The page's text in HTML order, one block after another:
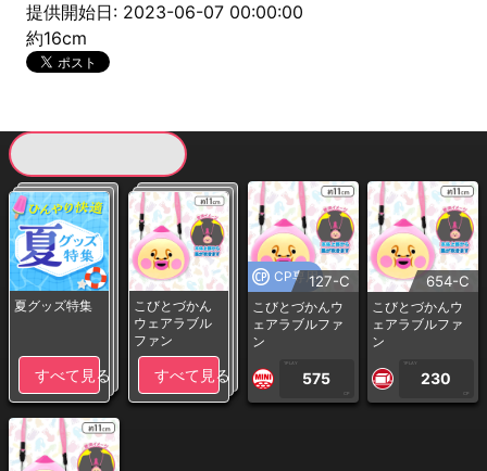
提供開始日: 2023-06-07 00:00:00
約16cm
夏グッズ特集
すべて見る
こびとづかん
ウェアラブル
ファン
すべて見る
CP専用127-C
こびとづかんウ
ェアラブルファ
ン
1PLAY
575
CP
654-C
こびとづかんウ
ェアラブルファ
ン
1PLAY
230
CP